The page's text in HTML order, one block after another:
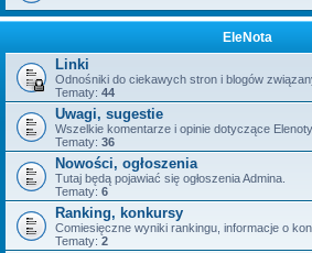
EleNota
Linki
Odnośniki do ciekawych stron i blogów
Tematy: 44
Uwagi, sugestie
Wszelkie komentarze i opinie dotyczące
Tematy: 36
Nowości, ogłoszenia
Tutaj będą pojawiać się ogłoszenia Admina.
Tematy: 6
Ranking, konkursy
Comiesięczne wyniki rankingu, informacje o
Tematy: 2